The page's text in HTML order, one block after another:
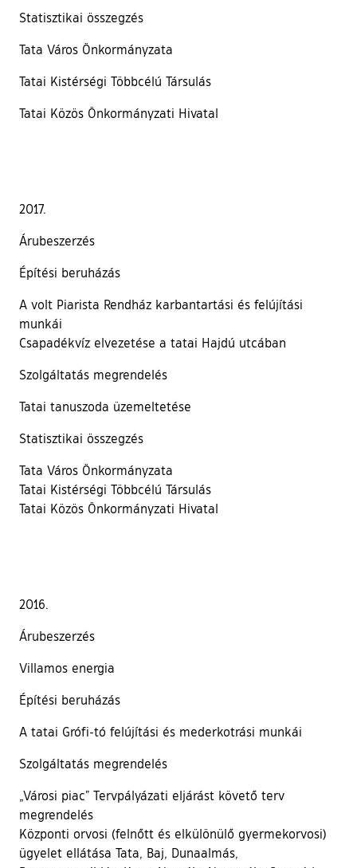
Statisztikai összegzés
Tata Város Önkormányzata
Tatai Kistérségi Többcélú Társulás
Tatai Közös Önkormányzati Hivatal
2017.
Árubeszerzés
Építési beruházás
A volt Piarista Rendház karbantartási és felújítási
munkái
Csapadékvíz elvezetése a tatai Hajdú utcában
Szolgáltatás megrendelés
Tatai tanuszoda üzemeltetése
Statisztikai összegzés
Tata Város Önkormányzata
Tatai Kistérségi Többcélú Társulás
Tatai Közös Önkormányzati Hivatal
2016.
Árubeszerzés
Villamos energia
Építési beruházás
A tatai Grófi-tó felújítási és mederkotrási munkái
Szolgáltatás megrendelés
„Városi piac” Tervpályázati eljárást követő terv
megrendelés
Központi orvosi (felnőtt és elkülönülő gyermekorvosi)
ügyelet ellátása Tata, Baj, Dunaalmás,